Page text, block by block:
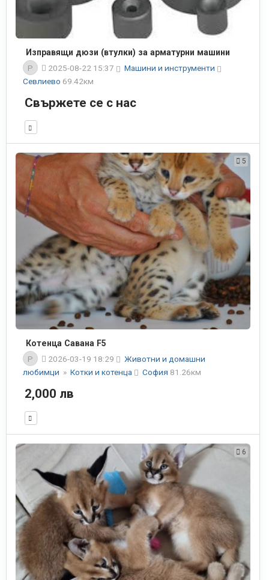
Изправящи дюзи (втулки) за арматурни машини
P
2025-08-22 15:37
Машини и инструменти
Севлиево 69.42км
Свържете се с нас
5
Котенца Савана F5
P
2026-03-19 18:29
Животни и домашни
любимци » Котки и котенца София 81.26км
2,000 лв
6